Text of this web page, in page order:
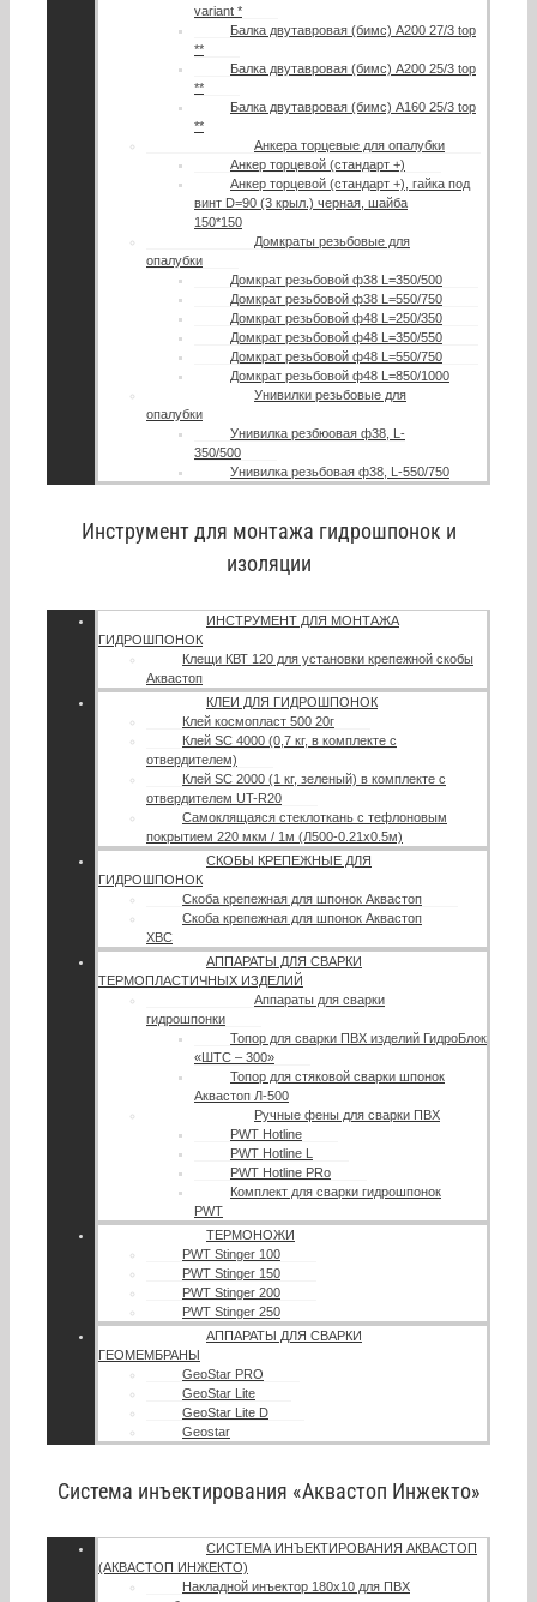
variant *
Балка двутавровая (бимс) А200 27/3 top
**
Балка двутавровая (бимс) A200 25/3 top
**
Балка двутавровая (бимс) A160 25/3 top
**
Анкера торцевые для опалубки
Анкер торцевой (стандарт +)
Анкер торцевой (стандарт +), гайка под
винт D=90 (3 крыл.) черная, шайба
150*150
Домкраты резьбовые для
опалубки
Домкрат резьбовой ф38 L=350/500
Домкрат резьбовой ф38 L=550/750
Домкрат резьбовой ф48 L=250/350
Домкрат резьбовой ф48 L=350/550
Домкрат резьбовой ф48 L=550/750
Домкрат резьбовой ф48 L=850/1000
Унивилки резьбовые для
опалубки
Унивилка резбюовая ф38, L-
350/500
Унивилка резьбовая ф38, L-550/750
Инструмент для монтажа гидрошпонок и
изоляции
ИНСТРУМЕНТ ДЛЯ МОНТАЖА
ГИДРОШПОНОК
Клещи КВТ 120 для установки крепежной скобы
Аквастоп
КЛЕИ ДЛЯ ГИДРОШПОНОК
Клей космопласт 500 20г
Клей SC 4000 (0,7 кг, в комплекте с
отвердителем)
Клей SC 2000 (1 кг, зеленый) в комплекте с
отвердителем UT-R20
Самоклящаяся стеклоткань с тефлоновым
покрытием 220 мкм / 1м (Л500-0.21х0.5м)
СКОБЫ КРЕПЕЖНЫЕ ДЛЯ
ГИДРОШПОНОК
Скоба крепежная для шпонок Аквастоп
Скоба крепежная для шпонок Аквастоп
ХВС
АППАРАТЫ ДЛЯ СВАРКИ
ТЕРМОПЛАСТИЧНЫХ ИЗДЕЛИЙ
Аппараты для сварки
гидрошпонки
Топор для сварки ПВХ изделий ГидроБлок
«ШТС – 300»
Топор для стяковой сварки шпонок
Аквастоп Л-500
Ручные фены для сварки ПВХ
PWT Hotline
PWT Hotline L
PWT Hotline PRo
Комплект для сварки гидрошпонок
PWT
ТЕРМОНОЖИ
PWT Stinger 100
PWT Stinger 150
PWT Stinger 200
PWT Stinger 250
АППАРАТЫ ДЛЯ СВАРКИ
ГЕОМЕМБРАНЫ
GeoStar PRO
GeoStar Lite
GeoStar Lite D
Geostar
Система инъектирования «Аквастоп Инжекто»
СИСТЕМА ИНЪЕКТИРОВАНИЯ АКВАСТОП
(АКВАСТОП ИНЖЕКТО)
Накладной инъектор 180х10 для ПВХ